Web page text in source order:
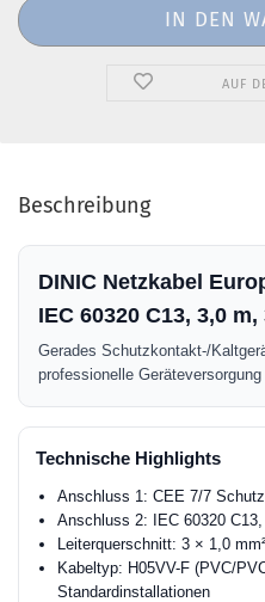
AUF
Beschreibung
DINIC Netzkabel
IEC 60320 C13, 3,0
Gerades Schutzkontakt-/
professionelle
Technische Highlights
Anschluss 1: CEE 7/7
Anschluss 2: IEC 60320 C13,
Leiterquerschnitt: 3 × 1,0
Kabeltyp: H05VV-F (PVC/
Standardinstallationen